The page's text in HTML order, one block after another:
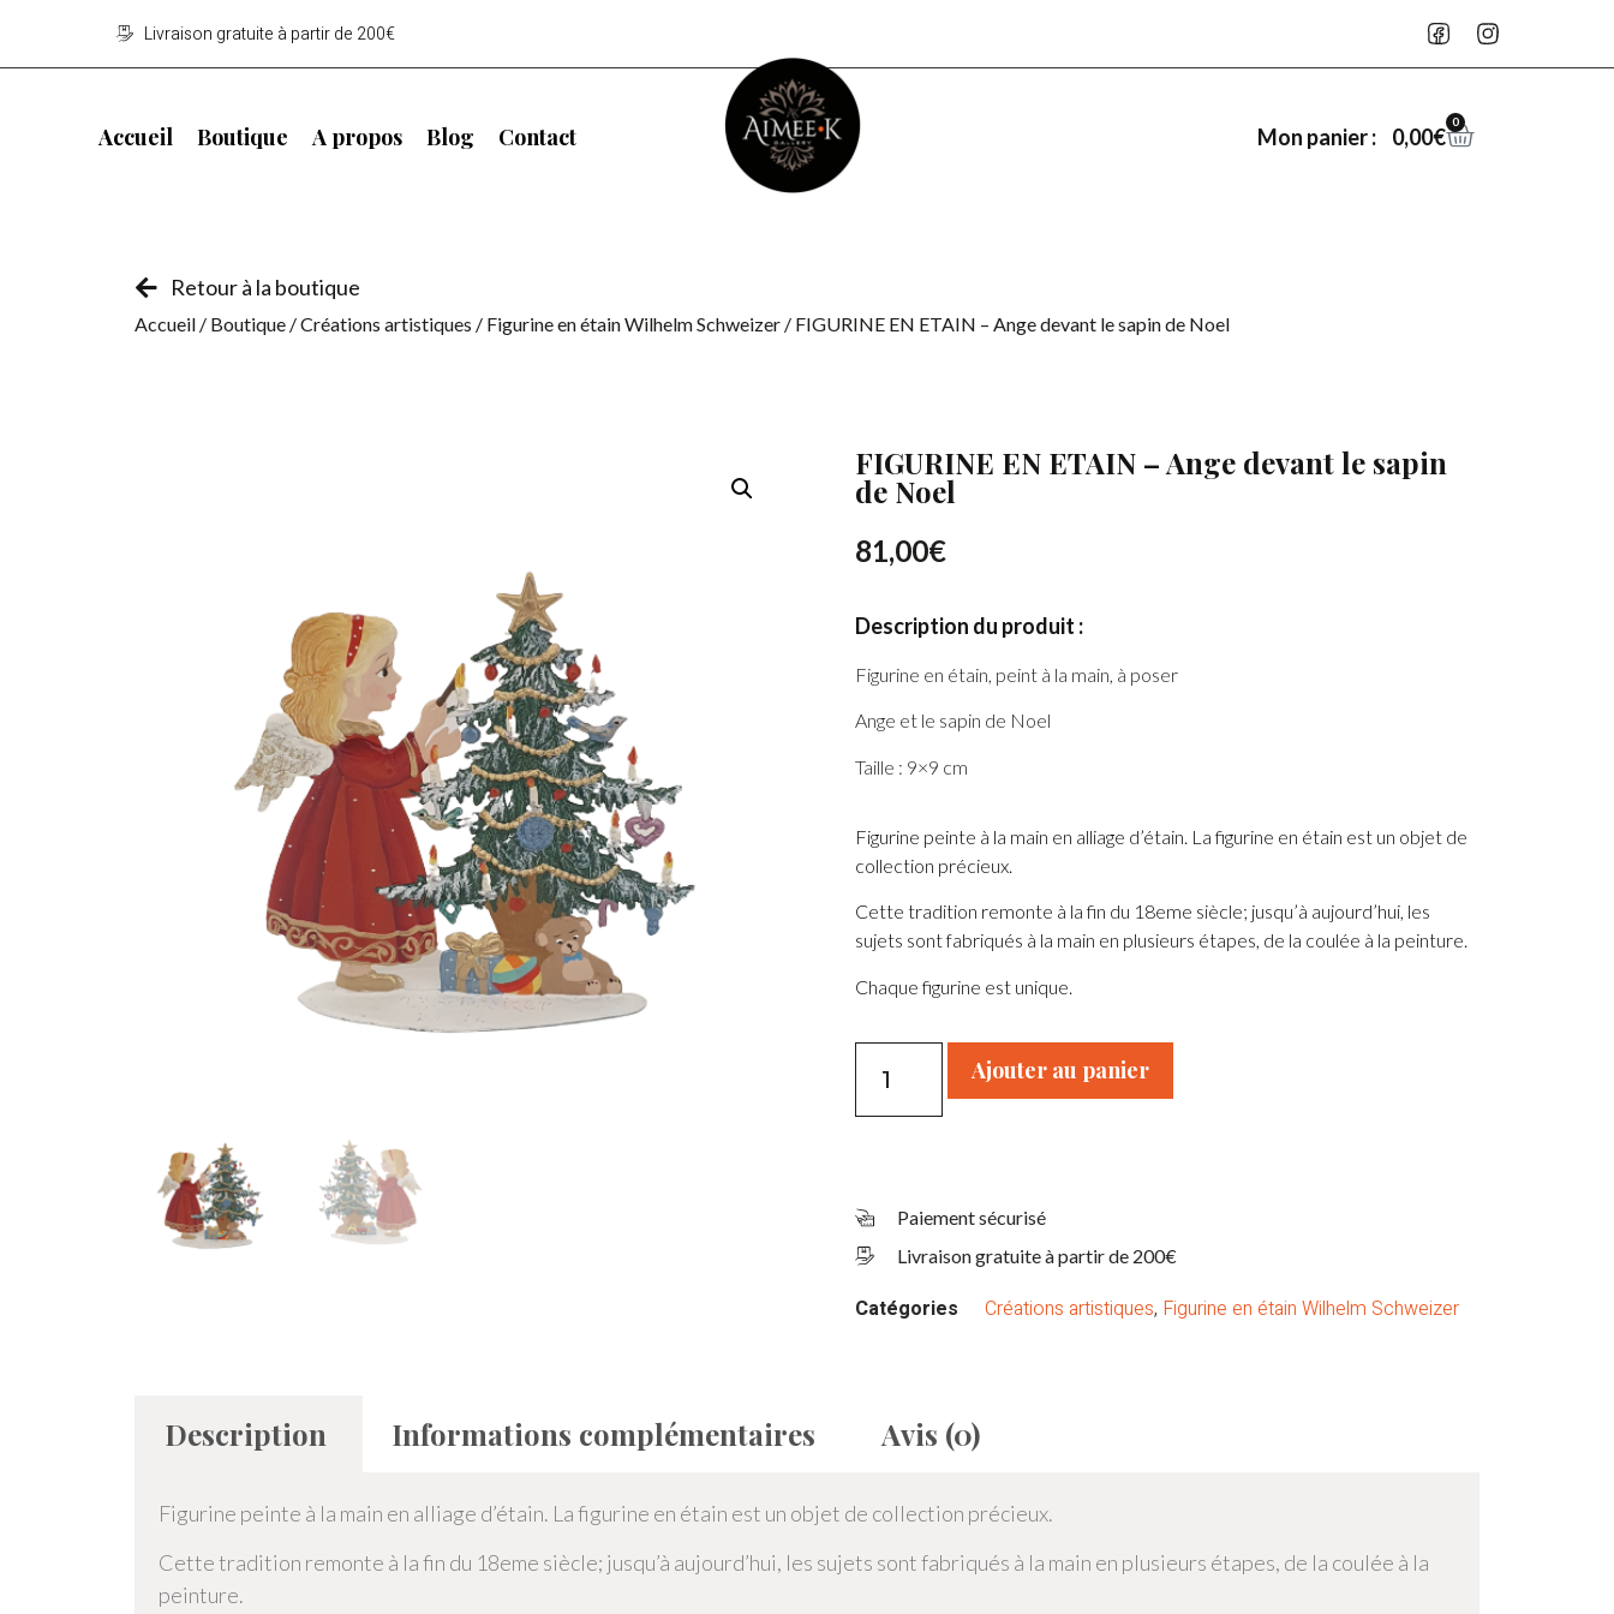
Livraison gratuite à partir de 200€
Accueil Boutique A propos Blog Contact Mon panier : 0,00€
0
Retour à la boutique
Accueil / Boutique /Créations artistiques / Figurine en étain Wilhelm Schweizer / FIGURINE EN ETAIN – Ange devant le sapin de Noel
FIGURINE EN ETAIN – Ange devant le sapin
de Noel
81,00€
Description du produit :
Figurine en étain, peint à la main, à poser
Ange et le sapin de Noel
Taille : 9×9 cm
Figurine peinte à la main en alliage d’étain. La figurine en étain est un objet de
collection précieux.
Cette tradition remonte à la fin du 18eme siècle; jusqu’à aujourd’hui, les
sujets sont fabriqués à la main en plusieurs étapes, de la coulée à la peinture.
Chaque figurine est unique.
Ajouter au panier
Paiement sécurisé
Livraison gratuite à partir de 200€
Catégories Créations artistiques, Figurine en étain Wilhelm Schweizer
Description Informations complémentaires Avis (0)
Figurine peinte à la main en alliage d’étain. La figurine en étain est un objet de collection précieux.
Cette tradition remonte à la fin du 18eme siècle; jusqu’à aujourd’hui, les sujets sont fabriqués à la main en plusieurs étapes, de la coulée à la
peinture.